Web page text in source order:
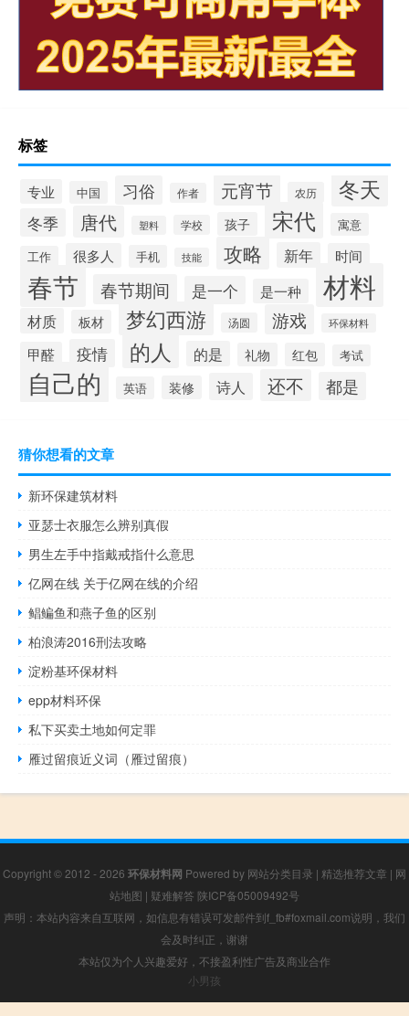
标签
专业 中国 习俗 作者 元宵节 农历 冬天
冬季 唐代 塑料 学校 孩子 宋代 寓意
工作 很多人 手机 技能 攻略 新年 时间
春节 春节期间 是一个 是一种 材料
材质 板材 梦幻西游 汤圆 游戏 环保材料
甲醛 疫情 的人 的是 礼物 红包 考试
自己的 英语 装修 诗人 还不 都是
猜你想看的文章
新环保建筑材料
亚瑟士衣服怎么辨别真假
男生左手中指戴戒指什么意思
亿网在线 关于亿网在线的介绍
鲳鳊鱼和燕子鱼的区别
柏浪涛2016刑法攻略
淀粉基环保材料
epp材料环保
私下买卖土地如何定罪
雁过留痕近义词（雁过留痕）
Copyright © 2012 - 2026 环保材料网 Powered by 网站分类目录 | 精选推荐文章 | 网
站地图 | 疑难解答 陕ICP备05009492号
声明：本站内容来自互联网，如信息有错误可发邮件到f_fb#foxmail.com说明，我们
会及时纠正，谢谢
本站仅为个人兴趣爱好，不接盈利性广告及商业合作
小男孩